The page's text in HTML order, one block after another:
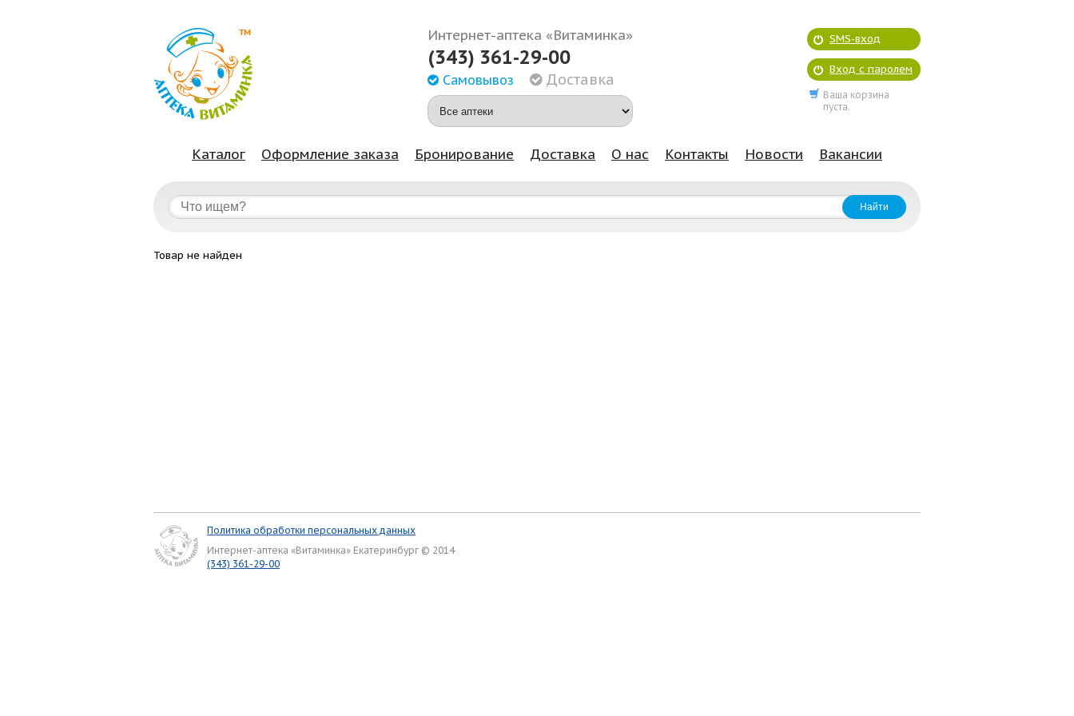
Интернет-аптека «Витаминка»
(343) 361-29-00
Самовывоз Доставка
SMS-вход
Вход с паролем
Ваша корзина
пуста.
Каталог Оформление заказа Бронирование Доставка О нас Контакты Новости Вакансии
Товар не найден
Политика обработки персональных данных
Интернет-аптека «Витаминка» Екатеринбург © 2014
(343) 361-29-00